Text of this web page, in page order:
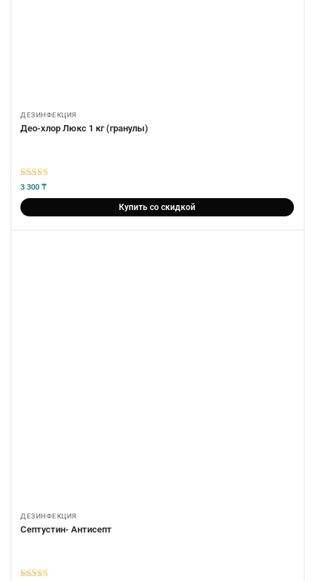
ДЕЗИНФЕКЦИЯ
Део-хлор Люкс 1 кг (гранулы)
5 из 5
3 300 ₸
Купить со скидкой
ДЕЗИНФЕКЦИЯ
Септустин- Антисепт